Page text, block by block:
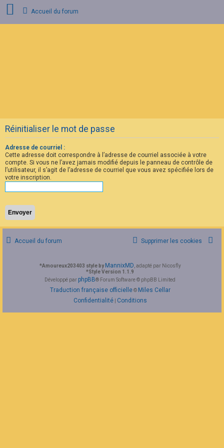
I
s
c
r
i
p
t
n
A
Q
Accueil du forum
Réinitialiser le mot de passe
Adresse de courriel :
Cette adresse doit correspondre à l’adresse de courriel associée à votre
compte. Si vous ne l’avez jamais modifié depuis le panneau de contrôle de
l’utilisateur, il s’agit de l’adresse de courriel que vous avez spécifiée lors de
votre inscription.
Accueil du forum Supprimer les cookies
*Amoureux203403 style by MannixMD, adapté par Nicosfly
*Style Version 1.1.9
Développé par phpBB® Forum Software © phpBB Limited
Traduction française officielle© Miles Cellar
Confidentialité| Conditions